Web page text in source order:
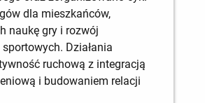
dla mieszkańców,
naukę gry i rozwój
Działania
ruchową z integracją
i budowaniem relacji